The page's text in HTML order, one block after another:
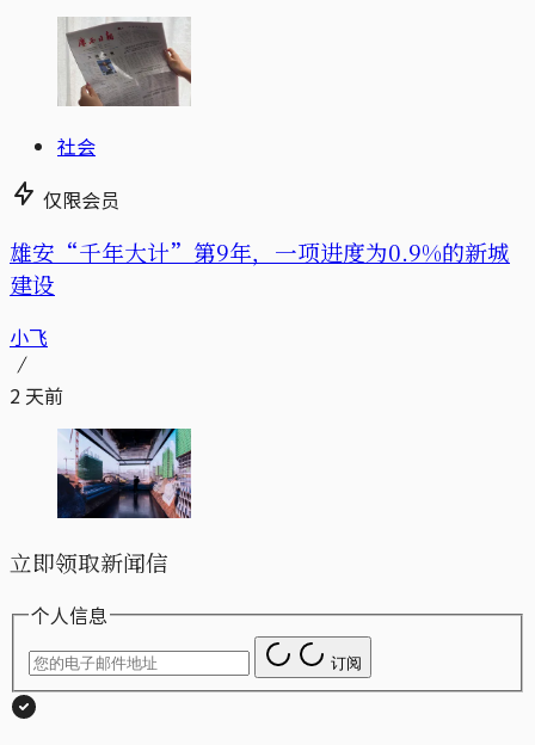
社会
仅限会员
雄安“千年大计”第9年，一项进度为0.9%的新城
建设
小飞
2 天前
立即领取新闻信
个人信息
订阅